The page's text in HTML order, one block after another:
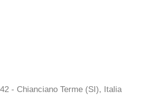
- Chianciano Terme (SI), Italia